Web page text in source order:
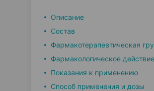
Описание
Состав
Фармакотерапевтическая
Фармакологическое действие
Показания к применению
Способ применения и дозы